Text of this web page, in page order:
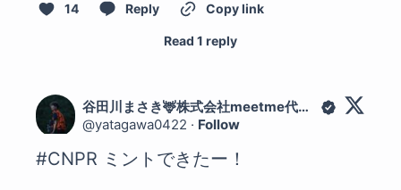
14 Reply Copy link
Read 1 reply
谷田川まさき🦌株式会社meetme代表/猟師
@yatagawa0422 · Follow
#CNPR ミントできたー！